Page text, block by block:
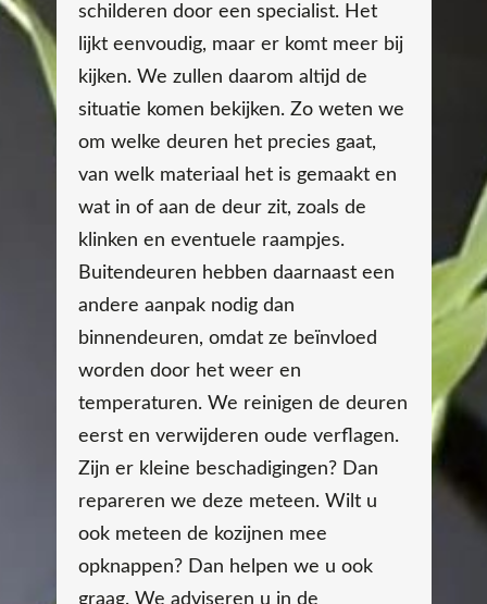
schilderen door een specialist. Het
lijkt eenvoudig, maar er komt meer bij
kijken. We zullen daarom altijd de
situatie komen bekijken. Zo weten we
om welke deuren het precies gaat,
van welk materiaal het is gemaakt en
wat in of aan de deur zit, zoals de
klinken en eventuele raampjes.
Buitendeuren hebben daarnaast een
andere aanpak nodig dan
binnendeuren, omdat ze beïnvloed
worden door het weer en
temperaturen. We reinigen de deuren
eerst en verwijderen oude verflagen.
Zijn er kleine beschadigingen? Dan
repareren we deze meteen. Wilt u
ook meteen de kozijnen mee
opknappen? Dan helpen we u ook
graag. We adviseren u in de